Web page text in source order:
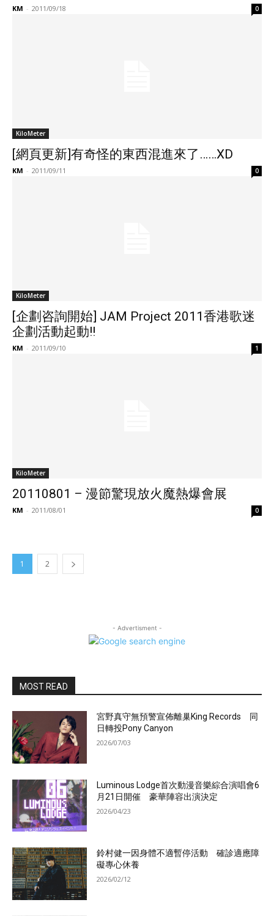
KM - 2011/09/18 0
KiloMeter
[網頁更新]有奇怪的東西混進來了……XD
KM - 2011/09/11 0
KiloMeter
[企劃咨詢開始] JAM Project 2011香港歌迷
企劃活動起動!!
KM - 2011/09/10 1
KiloMeter
20110801 – 漫節驚現放火魔熱爆會展
KM - 2011/08/01 0
1 2
- Advertisment -
MOST READ
宮野真守無預警宣佈離巢King Records 同
日轉投Pony Canyon
2026/07/03
Luminous Lodge首次動漫音樂綜合演唱會6
月21日開催 豪華陣容出演決定
2026/04/23
鈴村健一因身體不適暫停活動 確診適應障
礙專心休養
2026/02/12